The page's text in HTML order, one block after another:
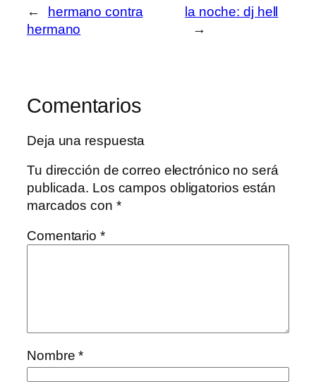
←
hermano contra
hermano
la noche: dj hell
→
Comentarios
Deja una respuesta
Tu dirección de correo electrónico no será
publicada. Los campos obligatorios están
marcados con *
Comentario *
Nombre*